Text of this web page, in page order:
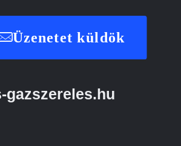
Üzenetet küldök
gazszereles.hu